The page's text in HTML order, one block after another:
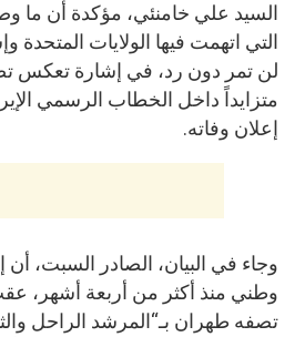
السيد علي خامنئي، مؤكدة أن ما
التي اتهمت فيها الولايات المتحدة
لن تمر دون رد، في إشارة تعكس
متزايداً داخل الخطاب الرسمي
إعلان وفاته.
وجاء في البيان، الصادر السبت،
وطني منذ أكثر من أربعة أشهر،
تصفه طهران بـ“المرشد الراحل